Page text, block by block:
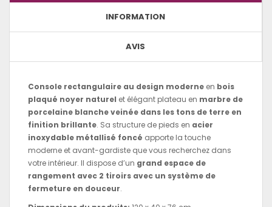
INFORMATION
AVIS
Console rectangulaire au design moderne en bois
plaqué noyer naturel et élégant plateau en marbre de
porcelaine blanche veinée dans les tons de terre en
finition brillante. Sa structure de pieds en acier
inoxydable métallisé foncé apporte la touche
moderne et avant-gardiste que vous recherchez dans
votre intérieur. Il dispose d’un grand espace de
rangement avec 2 tiroirs avec un système de
fermeture en douceur.